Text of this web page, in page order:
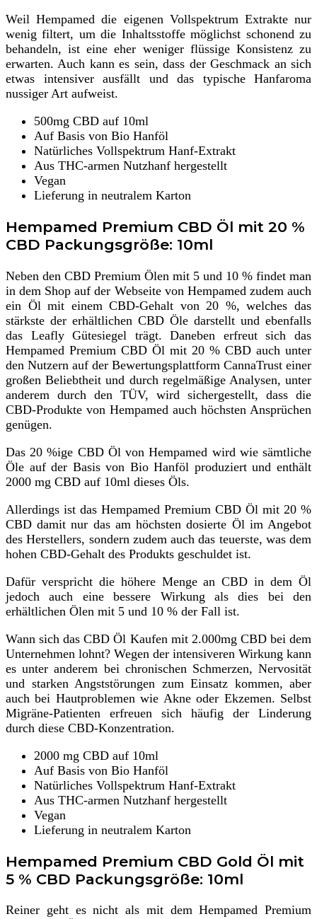
Weil Hempamed die eigenen Vollspektrum Extrakte nur
wenig filtert, um die Inhaltsstoffe möglichst schonend zu
behandeln, ist eine eher weniger flüssige Konsistenz zu
erwarten. Auch kann es sein, dass der Geschmack an sich
etwas intensiver ausfällt und das typische Hanfaroma
nussiger Art aufweist.
500mg CBD auf 10ml
Auf Basis von Bio Hanföl
Natürliches Vollspektrum Hanf-Extrakt
Aus THC-armen Nutzhanf hergestellt
Vegan
Lieferung in neutralem Karton
Hempamed Premium CBD Öl mit 20 %
CBD Packungsgröße: 10ml
Neben den CBD Premium Ölen mit 5 und 10 % findet man
in dem Shop auf der Webseite von Hempamed zudem auch
ein Öl mit einem CBD-Gehalt von 20 %, welches das
stärkste der erhältlichen CBD Öle darstellt und ebenfalls
das Leafly Gütesiegel trägt. Daneben erfreut sich das
Hempamed Premium CBD Öl mit 20 % CBD auch unter
den Nutzern auf der Bewertungsplattform CannaTrust einer
großen Beliebtheit und durch regelmäßige Analysen, unter
anderem durch den TÜV, wird sichergestellt, dass die
CBD-Produkte von Hempamed auch höchsten Ansprüchen
genügen.
Das 20 %ige CBD Öl von Hempamed wird wie sämtliche
Öle auf der Basis von Bio Hanföl produziert und enthält
2000 mg CBD auf 10ml dieses Öls.
Allerdings ist das Hempamed Premium CBD Öl mit 20 %
CBD damit nur das am höchsten dosierte Öl im Angebot
des Herstellers, sondern zudem auch das teuerste, was dem
hohen CBD-Gehalt des Produkts geschuldet ist.
Dafür verspricht die höhere Menge an CBD in dem Öl
jedoch auch eine bessere Wirkung als dies bei den
erhältlichen Ölen mit 5 und 10 % der Fall ist.
Wann sich das CBD Öl Kaufen mit 2.000mg CBD bei dem
Unternehmen lohnt? Wegen der intensiveren Wirkung kann
es unter anderem bei chronischen Schmerzen, Nervosität
und starken Angststörungen zum Einsatz kommen, aber
auch bei Hautproblemen wie Akne oder Ekzemen. Selbst
Migräne-Patienten erfreuen sich häufig der Linderung
durch diese CBD-Konzentration.
2000 mg CBD auf 10ml
Auf Basis von Bio Hanföl
Natürliches Vollspektrum Hanf-Extrakt
Aus THC-armen Nutzhanf hergestellt
Vegan
Lieferung in neutralem Karton
Hempamed Premium CBD Gold Öl mit
5 % CBD Packungsgröße: 10ml
Reiner geht es nicht als mit dem Hempamed Premium